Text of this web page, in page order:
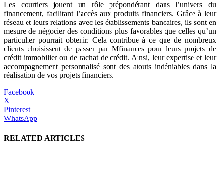
Les courtiers jouent un rôle prépondérant dans l’univers du
financement, facilitant l’accès aux produits financiers. Grâce à leur
réseau et leurs relations avec les établissements bancaires, ils sont en
mesure de négocier des conditions plus favorables que celles qu’un
particulier pourrait obtenir. Cela contribue à ce que de nombreux
clients choisissent de passer par Mfinances pour leurs projets de
crédit immobilier ou de rachat de crédit. Ainsi, leur expertise et leur
accompagnement personnalisé sont des atouts indéniables dans la
réalisation de vos projets financiers.
Facebook
X
Pinterest
WhatsApp
RELATED ARTICLES